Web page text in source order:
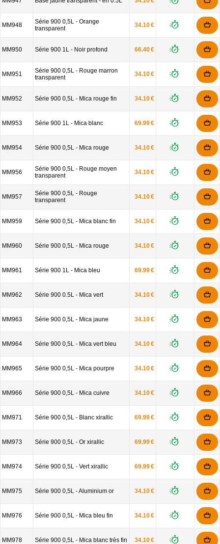
MM948
Série 900 0,5L - Orange
transparent
34.10 €
MM950 Série 900 1L - Noir profond 66.40 €
MM951
Série 900 0,5L - Rouge marron
transparent
34.10 €
MM952 Série 900 0,5L - Mica rouge fin 34.10 €
MM953 Série 900 1L - Mica blanc 69.99 €
MM954 Série 900 0,5L - Mica rouge 34.10 €
MM956
Série 900 0,5L - Rouge moyen
transparent
34.10 €
MM957
Série 900 0,5L - Rouge
transparent
34.10 €
MM959 Série 900 0,5L - Mica blanc fin 34.10 €
MM960 Série 900 0,5L - Mica rouge 34.10 €
MM961 Série 900 1L - Mica bleu 69.99 €
MM962 Série 900 0.5L - Mica vert 34.10 €
MM963 Série 900 0,5L - Mica jaune 34.10 €
MM964 Série 900 0,5L - Mica vert bleu 34.10 €
MM965 Série 900 0,5L - Mica pourpre 34.10 €
MM966 Série 900 0,5L - Mica cuivre 34.10 €
MM971 Série 900 0,5L - Blanc xirallic 69.99 €
MM973 Série 900 0,5L - Or xirallic 69.99 €
MM974 Série 900 0,5L - Vert xirallic 69.99 €
MM975 Série 900 0,5L - Aluminium or 34.10 €
MM976 Série 900 0,5L - Mica bleu fin 34.10 €
MM978 Série 900 0,5L - Mica blanc très fin 34.10 €